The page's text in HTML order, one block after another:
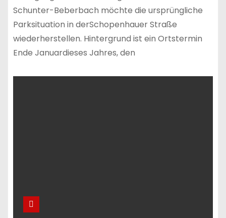
Schunter-Beberbach möchte die ursprüngliche
Parksituation in derSchopenhauer Straße
wiederherstellen. Hintergrund ist ein Ortstermin
Ende Januardieses Jahres, den